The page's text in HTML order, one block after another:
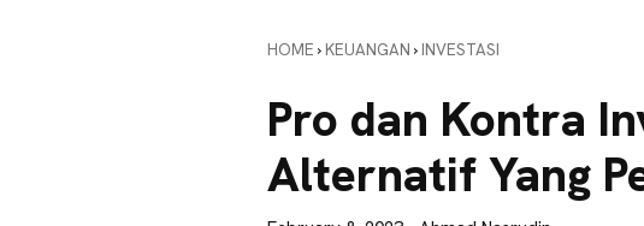
HOME › KEUANGAN › INVESTASI
Pro dan Kontra
Alternatif Yang